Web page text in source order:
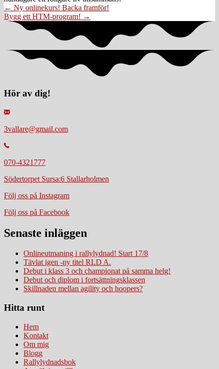
Posts
navigation
← Ny onlinekurs! Backa framför!
Bygg ett HTM-program! →
Hör av dig!
3vallare@gmail.com
070-4321777
Södertorpet Sursa:6 Stallarholmen
Följ oss på Instagram
Följ oss på Facebook
Senaste inläggen
Onlineutmaning i rallylydnad! Start 17/8
Tävlat igen -ny titel RLD A.
Debut i klass 3 och championat på samma helg!
Debut och diplom i fortsättningsklassen
Skillnaden mellan agility och hoopers?
Hitta runt
Hem
Kontakt
Om mig
Blogg
Rallylydnadsbok